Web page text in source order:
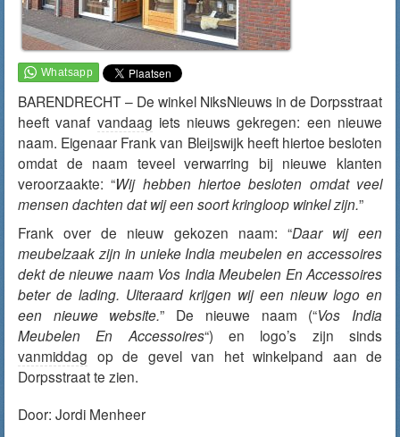
BARENDRECHT – De winkel NiksNieuws in de Dorpsstraat
heeft vanaf vandaag iets nieuws gekregen: een nieuwe
naam. Eigenaar Frank van Bleijswijk heeft hiertoe besloten
omdat de naam teveel verwarring bij nieuwe klanten
veroorzaakte: “Wij hebben hiertoe besloten omdat veel
mensen dachten dat wij een soort kringloop winkel zijn.”
Frank over de nieuw gekozen naam: “Daar wij een
meubelzaak zijn in unieke India meubelen en accessoires
dekt de nieuwe naam Vos India Meubelen En Accessoires
beter de lading. Uiteraard krijgen wij een nieuw logo en
een nieuwe website.” De nieuwe naam (“Vos India
Meubelen En Accessoires“) en logo’s zijn sinds
vanmiddag op de gevel van het winkelpand aan de
Dorpsstraat te zien.
Door: Jordi Menheer